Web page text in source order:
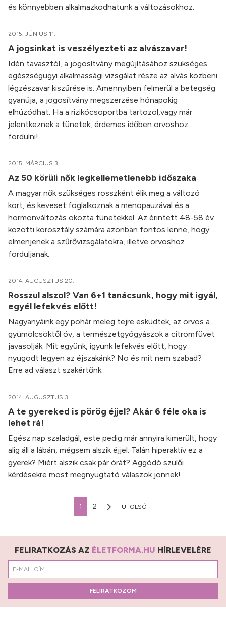
és könnyebben alkalmazkodhatunk a változásokhoz.
2015. JÚNIUS 11.
A jogsinkat is veszélyezteti az alvászavar!
Idén tavasztól, a jogosítvány megújításához szükséges
egészségügyi alkalmassági vizsgálat része az alvás közbeni
légzészavar kiszűrése is. Amennyiben felmerül a betegség
gyanúja, a jogosítvány megszerzése hónapokig
elhúzódhat. Ha a rizikócsoportba tartozol,vagy már
jelentkeznek a tünetek, érdemes időben orvoshoz
fordulni!
2015. MÁRCIUS 3.
Az 50 körüli nők legkellemetlenebb időszaka
A magyar nők szükséges rosszként élik meg a változó
kort, és keveset foglalkoznak a menopauzával és a
hormonváltozás okozta tünetekkel. Az érintett 48-58 év
közötti korosztály számára azonban fontos lenne, hogy
elmenjenek a szűrővizsgálatokra, illetve orvoshoz
forduljanak.
2014. AUGUSZTUS 20.
Rosszul alszol? Van 6+1 tanácsunk, hogy mit igyál,
egyél lefekvés előtt!
Nagyanyáink egy pohár meleg tejre esküdtek, az orvos a
gyümölcsöktől óv, a természetgyógyászok a citromfüvet
javasolják. Mit együnk, igyunk lefekvés előtt, hogy
nyugodt legyen az éjszakánk? No és mit nem szabad?
Erre ad választ szakértőnk.
2014. AUGUSZTUS 3.
A te gyereked is pörög éjjel? Akár 6 féle oka is
lehet rá!
Egész nap szaladgál, este pedig már annyira kimerült, hogy
alig áll a lábán, mégsem alszik éjjel. Talán hiperaktív ez a
gyerek? Miért alszik csak pár órát? Aggódó szülői
kérdésekre most megnyugtató válaszok jönnek!
1 2 UTOLSÓ
FELIRATKOZÁS AZ ÉLETFORMA.HU HÍRLEVELÉRE
FELIRATKOZOM